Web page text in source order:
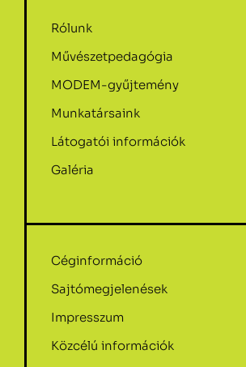
Rólunk
Művészetpedagógia
MODEM-gyűjtemény
Munkatársaink
Látogatói információk
Galéria
Céginformáció
Sajtómegjelenések
Impresszum
Közcélú információk